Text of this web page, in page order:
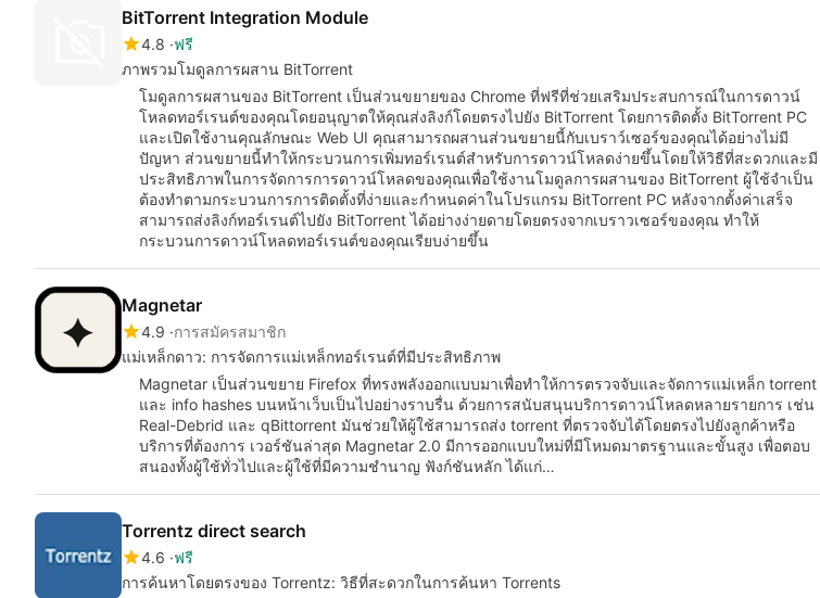
BitTorrent Integration Module
4.8 ฟรี
ภาพรวมโมดูลการผสาน BitTorrent
โมดูลการผสานของ BitTorrent เป็นส่วนขยายของ Chrome ที่ฟรีที่ช่วยเสริมประสบการณ์ในการดาวน์
โหลดทอร์เรนต์ของคุณโดยอนุญาตให้คุณส่งลิงก์โดยตรงไปยัง BitTorrent โดยการติดตั้ง BitTorrent PC
และเปิดใช้งานคุณลักษณะ Web UI คุณสามารถผสานส่วนขยายนี้กับเบราว์เซอร์ของคุณได้อย่างไม่มี
ปัญหา ส่วนขยายนี้ทำให้กระบวนการเพิ่มทอร์เรนต์สำหรับการดาวน์โหลดง่ายขึ้นโดยให้วิธีที่สะดวกและมี
ประสิทธิภาพในการจัดการการดาวน์โหลดของคุณเพื่อใช้งานโมดูลการผสานของ BitTorrent ผู้ใช้จำเป็น
ต้องทำตามกระบวนการการติดตั้งที่ง่ายและกำหนดค่าในโปรแกรม BitTorrent PC หลังจากตั้งค่าเสร็จ
สามารถส่งลิงก์ทอร์เรนต์ไปยัง BitTorrent ได้อย่างง่ายดายโดยตรงจากเบราวเซอร์ของคุณ ทำให้
กระบวนการดาวน์โหลดทอร์เรนต์ของคุณเรียบง่ายขึ้น
Magnetar
4.9 การสมัครสมาชิก
แม่เหล็กดาว: การจัดการแม่เหล็กทอร์เรนต์ที่มีประสิทธิภาพ
Magnetar เป็นส่วนขยาย Firefox ที่ทรงพลังออกแบบมาเพื่อทำให้การตรวจจับและจัดการแม่เหล็ก torrent
และ info hashes บนหน้าเว็บเป็นไปอย่างราบรื่น ด้วยการสนับสนุนบริการดาวน์โหลดหลายรายการ เช่น
Real-Debrid และ qBittorrent มันช่วยให้ผู้ใช้สามารถส่ง torrent ที่ตรวจจับได้โดยตรงไปยังลูกค้าหรือ
บริการที่ต้องการ เวอร์ชันล่าสุด Magnetar 2.0 มีการออกแบบใหม่ที่มีโหมดมาตรฐานและขั้นสูง เพื่อตอบ
สนองทั้งผู้ใช้ทั่วไปและผู้ใช้ที่มีความชำนาญ ฟังก์ชันหลัก ได้แก่…
Torrentz direct search
4.6 ฟรี
การค้นหาโดยตรงของ Torrentz: วิธีที่สะดวกในการค้นหา Torrents